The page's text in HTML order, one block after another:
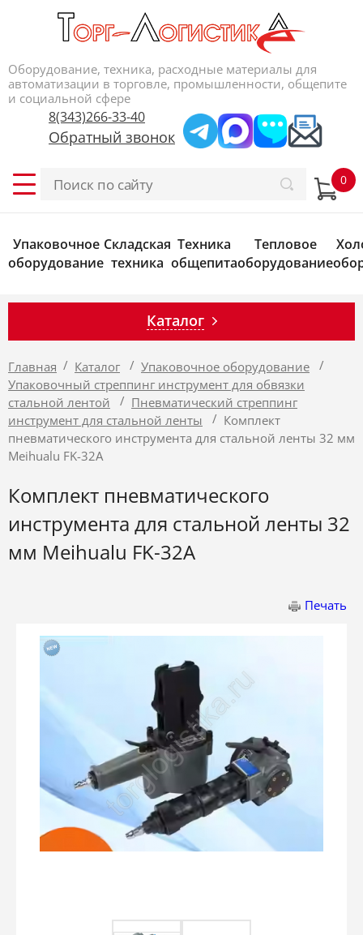
Оборудование, техника, расходные материалы для
автоматизации в торговле, промышленности, общепите
и социальной сфере
8(343)266-33-40
Обратный звонок
Упаковочное
оборудование
Складская
техника
Техника
общепита
Тепловое
оборудование
Каталог
Главная / Каталог / Упаковочное оборудование /
Упаковочный стреппинг инструмент для обвязки
стальной лентой
/ Пневматический стреппинг
инструмент для стальной ленты
/ Комплект
пневматического инструмента для стальной ленты 32 мм
Meihualu FK-32A
Комплект пневматического
инструмента для стальной ленты 32
мм Meihualu FK-32A
Печать